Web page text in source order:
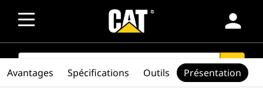
person
SEARCH search
Avantages Spécifications Outils Présentation